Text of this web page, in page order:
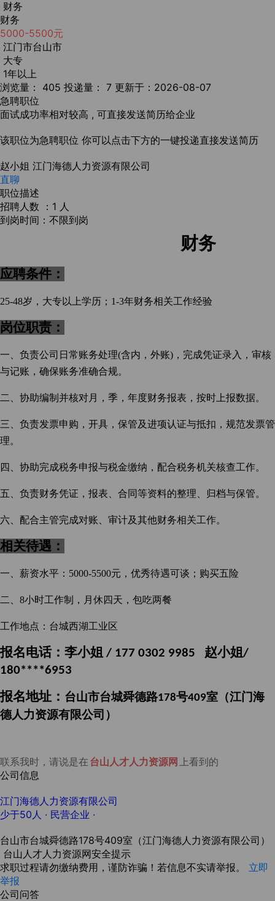
财务
财务
5000-5500元
江门市台山市
大专
1年以上
浏览量： 405 投递量： 7 更新于：2026-08-07
急聘职位
面试成功率相对较高 , 可直接发送简历给企业
该职位为急聘职位 你可以点击下方的一键投递直接发送简历
赵小姐 江门海德人力资源有限公司
直聊
职位描述
招聘人数 ：1 人
到岗时间：不限到岗
财务
应聘条件：
25-48岁，大专以上学历；1-3年财务相关工作经验
岗位职责 ：
一、负责公司日常账务处理(含内，外账)，完成凭证录入，审核
与记账，确保账务准确合规。
二、协助编制并核对月，季，年度财务报表，按时上报数据。
三、负责发票申购，开具，保管及进项认证与抵扣，规范发票管
理。
四、协助完成税务申报与税金缴纳，配合税务机关核查工作。
五、负责财务凭证，报表、合同等资料的整理、归档与保管。
六、配合主管完成对账、审计及其他财务相关工作。
相关待遇：
一、 薪资水平： 5000-5500元，优秀待遇可谈；购买五险
二、 8小时工作制，月休四天，包吃两餐
工作地点：台城西湖工业区
报名电话： 李小姐 / 177 0302 9985 赵小姐/
180****6953
报名地址： 台山市台城舜德路178号409室（江门海
德人力资源有限公司）
联系我时，请说是在 台山人才人力资源网 上看到的
公司信息
江门海德人力资源有限公司
少于50人 · 民营企业 ·
台山市台城舜德路178号409室（江门海德人力资源有限公司）
台山人才人力资源网安全提示
求职过程请勿缴纳费用，谨防诈骗！若信息不实请举报。 立即
举报
公司问答